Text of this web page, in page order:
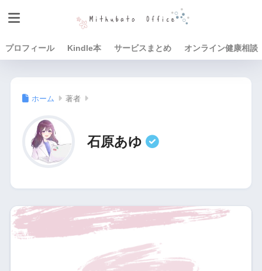
プロフィール Kindle本 サービスまとめ オンライン健康相談
ホーム 著者
石原あゆ